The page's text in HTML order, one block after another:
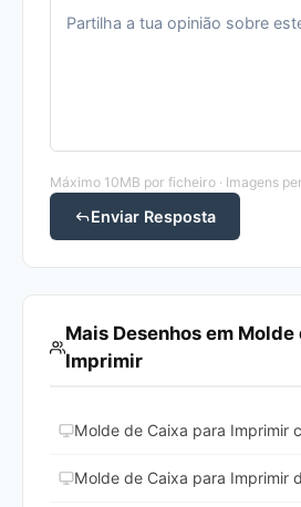
Máximo 10MB por ficheiro · Imagens
Enviar Resposta
Mais Desenhos em
Imprimir
Molde de Caixa para Imprimir
Molde de Caixa para Imprimir